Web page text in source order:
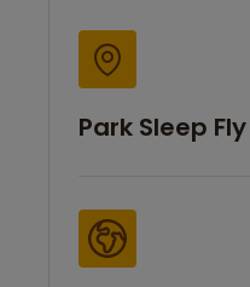
Park Sleep Fly